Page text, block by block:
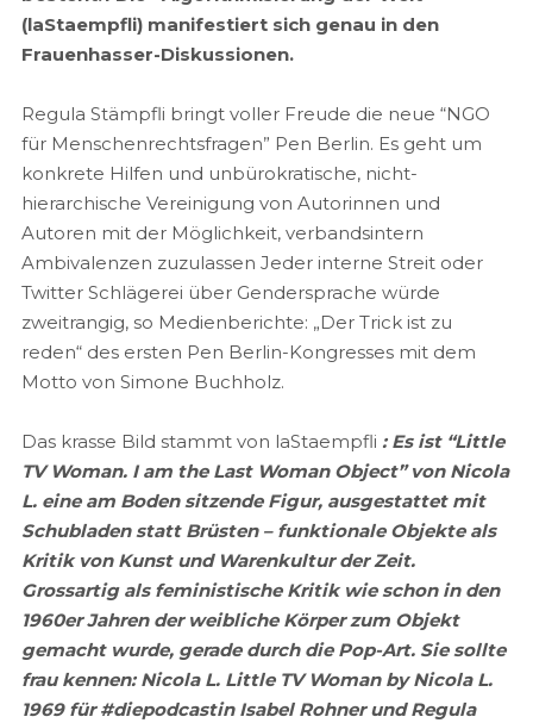
(laStaempfli) manifestiert sich genau in den
Frauenhasser-Diskussionen.
Regula Stämpfli bringt voller Freude die neue “NGO
für Menschenrechtsfragen” Pen Berlin. Es geht um
konkrete Hilfen und unbürokratische, nicht-
hierarchische Vereinigung von Autorinnen und
Autoren mit der Möglichkeit, verbandsintern
Ambivalenzen zuzulassen Jeder interne Streit oder
Twitter Schlägerei über Gendersprache würde
zweitrangig, so Medienberichte: „Der Trick ist zu
reden“ des ersten Pen Berlin-Kongresses mit dem
Motto von Simone Buchholz.
Das krasse Bild stammt von laStaempfli : Es ist “Little
TV Woman. I am the Last Woman Object” von Nicola
L. eine am Boden sitzende Figur, ausgestattet mit
Schubladen statt Brüsten – funktionale Objekte als
Kritik von Kunst und Warenkultur der Zeit.
Grossartig als feministische Kritik wie schon in den
1960er Jahren der weibliche Körper zum Objekt
gemacht wurde, gerade durch die Pop-Art. Sie sollte
frau kennen: Nicola L. Little TV Woman by Nicola L.
1969 für #diepodcastin Isabel Rohner und Regula